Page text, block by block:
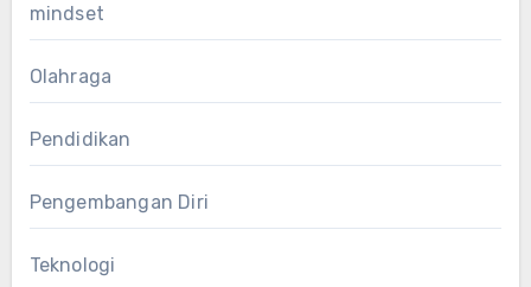
mindset
Olahraga
Pendidikan
Pengembangan Diri
Teknologi